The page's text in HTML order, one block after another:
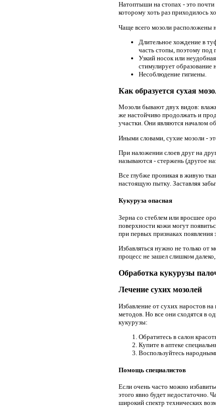
Натоптыши на стопах - это почти
которому хоть раз приходилось
Чаще всего мозоли расположены
Длительное хождение в
часть стопы, поэтому под
Узкий носок или
стимулирует
Несоблюдение гигиены.
Как образуется сухая
Мозоли бывают двух видов:
же настойчиво продолжать и
участки. Они являются началом
Иными словами, сухие мозоли -
При наложении слоев друг на
называются - стержень (другое
Все глубже проникая в живую
настоящую пытку. Заставляя
Кукуруза опасная
Зерна со стеблем или вросшее
поверхности кожи могут
при первых признаках
Избавляться нужно не только от
процесс не зашел слишком
Обработка кукурузы
Лечение сухих мозолей
Избавление от сухих наростов
методов. Но все они сходятся в
кукурузы:
Обратитесь в салон
Купите в аптеке
Воспользуйтесь
Помощь специалистов
Если очень часто можно
этого явно будет недостаточно.
широкий спектр технических